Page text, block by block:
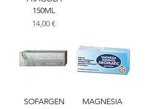
150ML
Prezzo
14,00 €
SOFARGEN
MAGNESIA